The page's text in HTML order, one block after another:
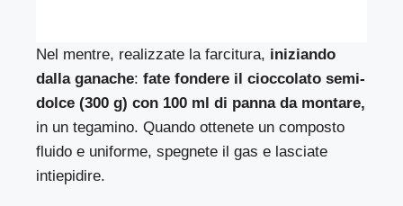
Nel mentre, realizzate la farcitura, iniziando
dalla ganache:fate fondere il cioccolato semi-
dolce (300 g) con 100 ml di panna da montare,
in un tegamino. Quando ottenete un composto
fluido e uniforme, spegnete il gas e lasciate
intiepidire.